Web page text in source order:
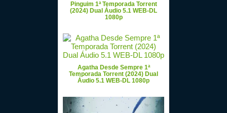
Pinguim 1ª Temporada Torrent
(2024) Dual Áudio 5.1 WEB-DL
1080p
Agatha Desde Sempre 1ª
Temporada Torrent (2024) Dual
Áudio 5.1 WEB-DL 1080p